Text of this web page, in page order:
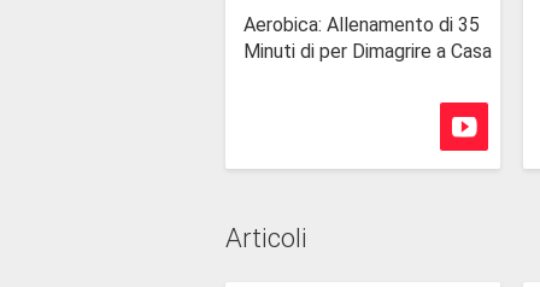
Aerobica: Allenamento di 35
Minuti di per Dimagrire a Casa
Articoli